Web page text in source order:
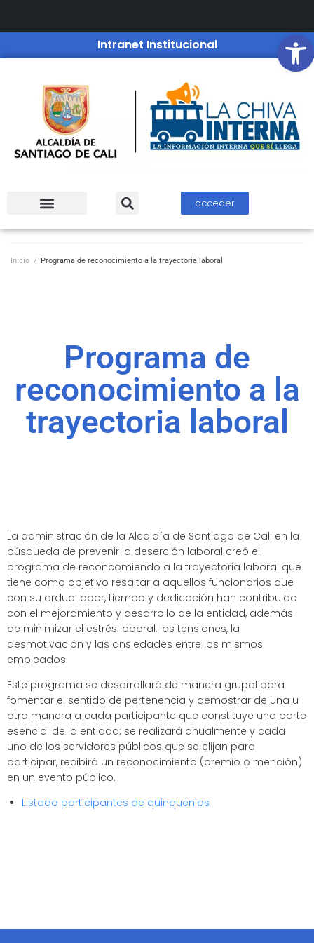
Intranet Institucional
acceder
Inicio / Programa de reconocimiento a la trayectoria laboral
Programa de
reconocimiento a la
trayectoria laboral
La administración de la Alcaldía de Santiago de Cali en la
búsqueda de prevenir la deserción laboral creó el
programa de reconcomiendo a la trayectoria laboral que
tiene como objetivo resaltar a aquellos funcionarios que
con su ardua labor, tiempo y dedicación han contribuido
con el mejoramiento y desarrollo de la entidad, además
de minimizar el estrés laboral, las tensiones, la
desmotivación y las ansiedades entre los mismos
empleados.
Este programa se desarrollará de manera grupal para
fomentar el sentido de pertenencia y demostrar de una u
otra manera a cada participante que constituye una parte
esencial de la entidad; se realizará anualmente y cada
uno de los servidores públicos que se elijan para
participar, recibirá un reconocimiento (premio o mención)
en un evento público.
Listado participantes de quinquenios